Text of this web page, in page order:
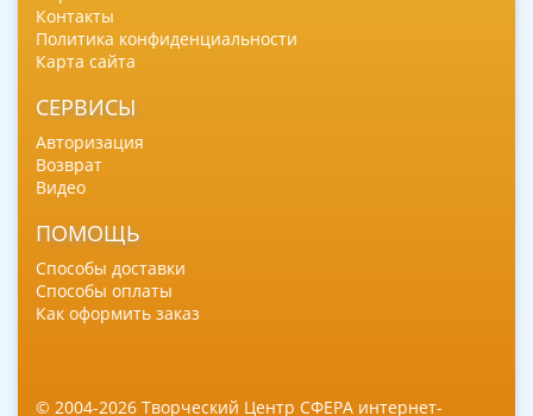
Контакты
Политика конфиденциальности
Карта сайта
СЕРВИСЫ
Авторизация
Возврат
Видео
ПОМОЩЬ
Способы доставки
Способы оплаты
Как оформить заказ
© 2004-2026 Творческий Центр СФЕРА интернет-